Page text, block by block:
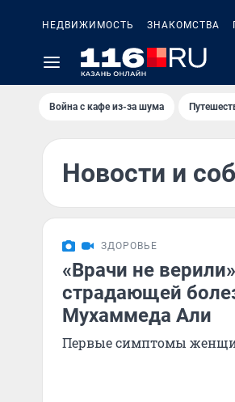
НЕДВИЖИМОСТЬ ЗНАКОМСТВА
Война с кафе из-за шума
Новости и
ЗДОРОВЬЕ
«Врачи не
страдающей
Мухаммеда Али
Первые симптомы